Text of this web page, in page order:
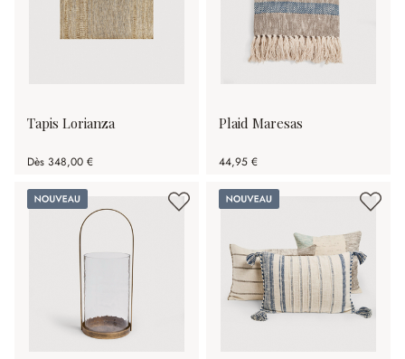
Tapis Lorianza
Dès 348,00 €
Plaid Maresas
44,95 €
Nouveau Nouveau